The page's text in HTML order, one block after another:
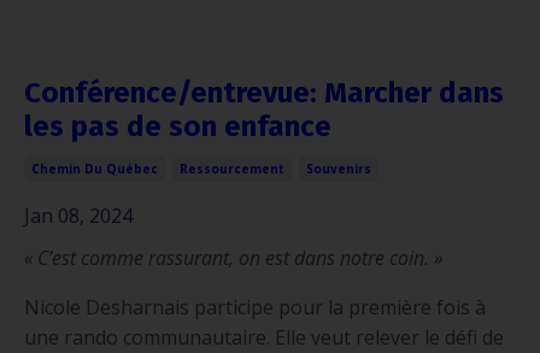
Conférence/entrevue: Marcher dans
les pas de son enfance
Chemin Du Québec Ressourcement Souvenirs
Jan 08, 2024
« C’est comme rassurant, on est dans notre coin. »
Nicole Desharnais participe pour la première fois à
une rando communautaire. Elle veut relever le défi de